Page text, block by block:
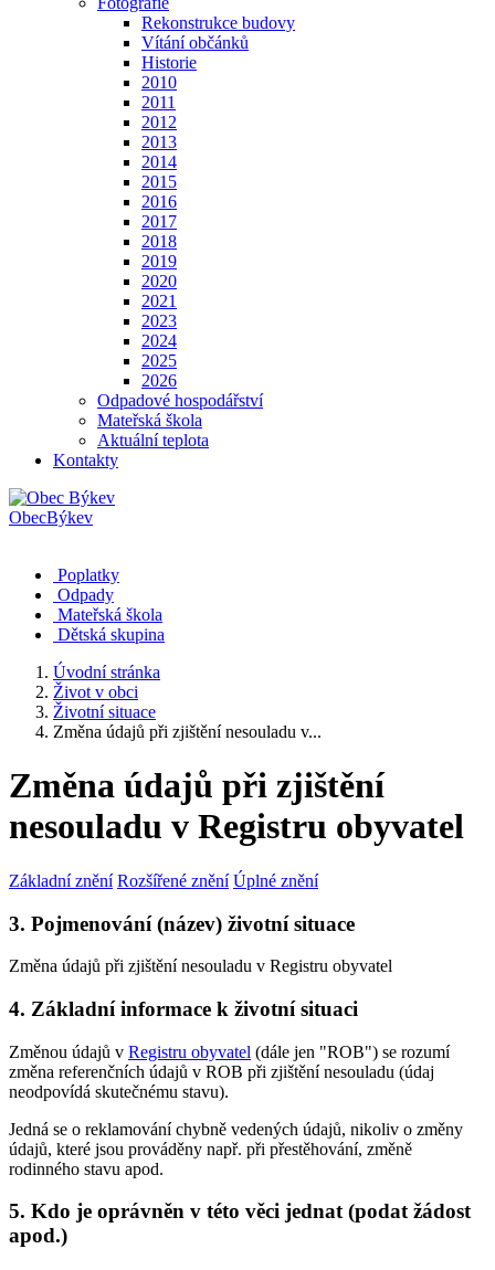
Rekonstrukce budovy
Vítání občánků
Historie
2010
2011
2012
2013
2014
2015
2016
2017
2018
2019
2020
2021
2023
2024
2025
2026
Odpadové hospodářství
Mateřská škola
Aktuální teplota
Kontakty
ObecBýkev
Poplatky
Odpady
Mateřská škola
Dětská skupina
Úvodní stránka
Život v obci
Životní situace
Změna údajů při zjištění nesouladu v...
Změna údajů při zjištění
nesouladu v Registru obyvatel
Základní znění Rozšířené znění Úplné znění
3. Pojmenování (název) životní situace
Změna údajů při zjištění nesouladu v Registru obyvatel
4. Základní informace k životní situaci
Změnou údajů v Registru obyvatel (dále jen "ROB") se rozumí
změna referenčních údajů v ROB při zjištění nesouladu (údaj
neodpovídá skutečnému stavu).
Jedná se o reklamování chybně vedených údajů, nikoliv o změny
údajů, které jsou prováděny např. při přestěhování, změně
rodinného stavu apod.
5. Kdo je oprávněn v této věci jednat (podat žádost
apod.)